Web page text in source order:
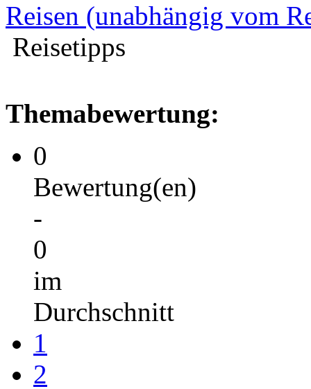
Reisen (unabhängig vom
Reisetipps
Themabewertung:
0
Bewertung(en)
-
0
im
Durchschnitt
1
2